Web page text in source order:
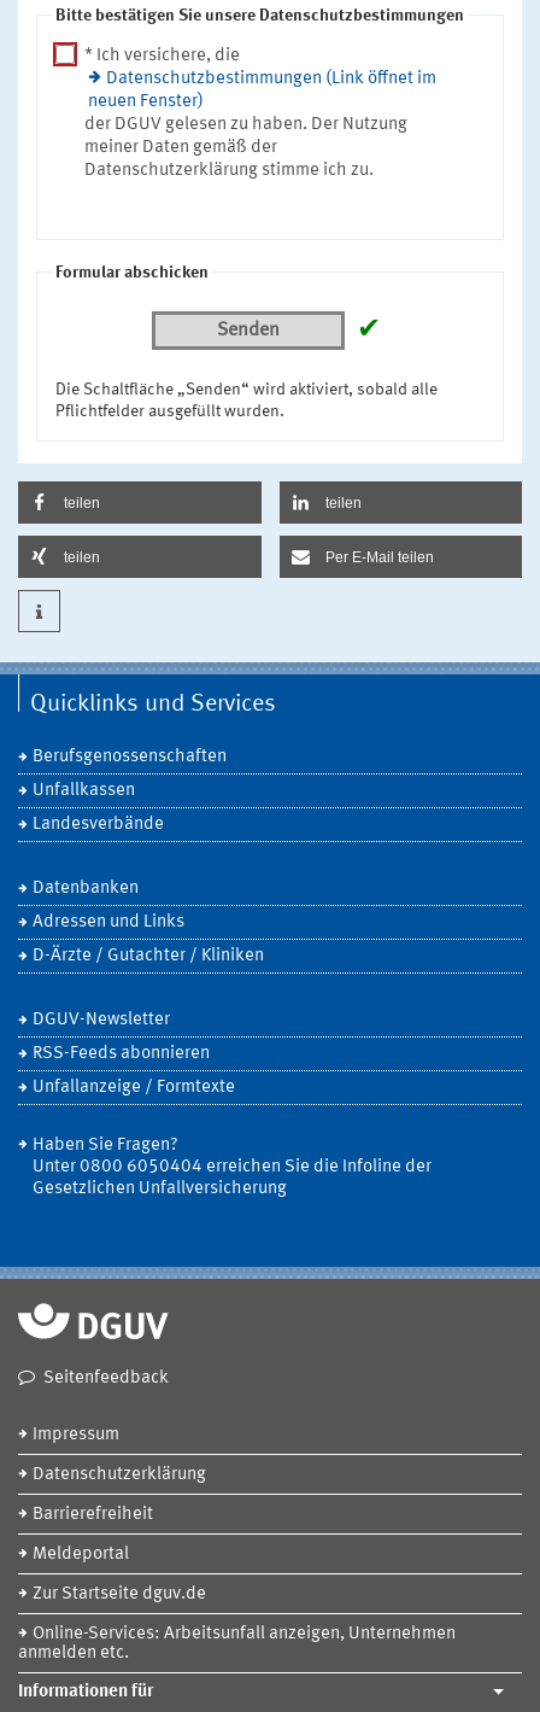
Bitte bestätigen Sie unsere Datenschutzbestimmungen
* Ich versichere, die
Datenschutzbestimmungen (Link öffnet im
neuen Fenster)
der DGUV gelesen zu haben. Der Nutzung
meiner Daten gemäß der
Datenschutzerklärung stimme ich zu.
Formular abschicken
Senden ✔
Die Schaltfläche „Senden“ wird aktiviert, sobald alle
Pflichtfelder ausgefüllt wurden.
teilen teilen
teilen Per E-Mail teilen
Quicklinks und Services
Berufsgenossenschaften
Unfallkassen
Landesverbände
Datenbanken
Adressen und Links
D-Ärzte / Gutachter / Kliniken
DGUV-Newsletter
RSS-Feeds abonnieren
Unfallanzeige / Formtexte
Haben Sie Fragen?
Unter 0800 6050404 erreichen Sie die Infoline der
Gesetzlichen Unfallversicherung
Seitenfeedback
Impressum
Datenschutzerklärung
Barrierefreiheit
Meldeportal
Zur Startseite dguv.de
Online-Services: Arbeitsunfall anzeigen, Unternehmen
anmelden etc.
Informationen für